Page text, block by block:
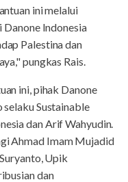
ini melalui
Indonesia
Palestina dan
pungkas Rais.
ini, pihak Danone
Sustainable
dan Arif Wahyudin.
Ahmad Imam Mujadid
Upik
dan